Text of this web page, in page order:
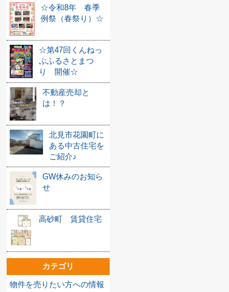
☆令和8年 春季
例祭（春祭り）☆
☆第47回くんねっ
ぷふるさとまつ
り 開催☆
不動産売却と
は！？
北見市花園町に
ある中古住宅を
ご紹介♪
GW休みのお知ら
せ
高砂町 賃貸住宅
カテゴリ
物件を売りたい方への情報